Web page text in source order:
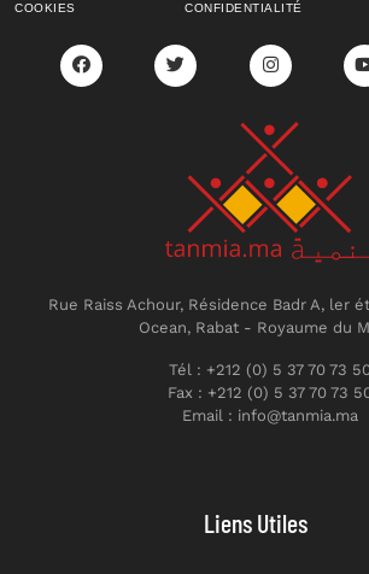
COOKIES
CONFIDENTIALITÉ
Rue Raiss Achour, Résidence Badr A, ler
Ocean, Rabat - Royaume du
Tél : +212 (0) 5 37 70 73
Fax : +212 (0) 5 37 70 73
Email : info@tanmia.ma
Liens Utiles